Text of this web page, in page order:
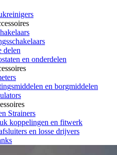
delen
en onderdelen
en borgmiddelen
Strainers
koppelingen en fitwerk
en losse drijvers